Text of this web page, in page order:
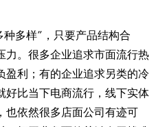
多样”，只要产品结构合
力。很多企业追求市面流行热
盈利；有的企业追求另类的冷
好比当下电商流行，线下实体
也依然很多店面公司有迹可